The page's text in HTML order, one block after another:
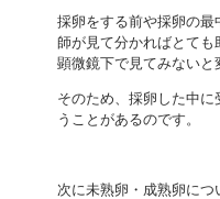
採卵をする前や採卵の最
師が見て分かればとて
顕微鏡下で見てみないと
そのため、採卵した中に
うことがあるのです。
次に未熟卵・成熟卵につ